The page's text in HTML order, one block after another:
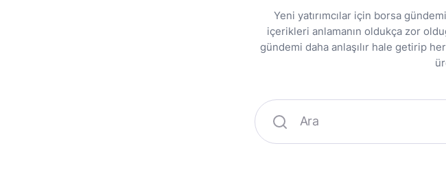
Yeni yatırımcılar için borsa
içerikleri anlamanın oldukça zor
gündemi daha anlaşılır hale getirip